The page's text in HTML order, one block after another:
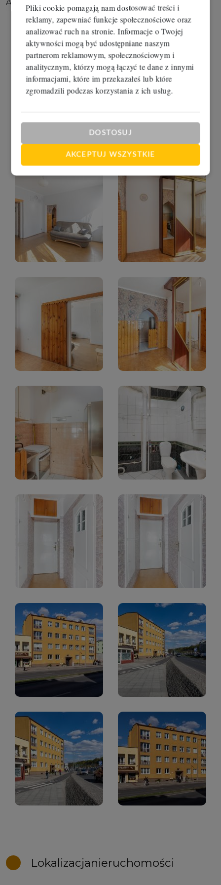
Pliki cookie pomagają nam dostosować treści i
reklamy, zapewniać funkcje społecznościowe oraz
analizować ruch na stronie. Informacje o Twojej
aktywności mogą być udostępniane naszym
partnerom reklamowym, społecznościowym i
analitycznym, którzy mogą łączyć te dane z innymi
informacjami, które im przekazałeś lub które
zgromadzili podczas korzystania z ich usług.
DOSTOSUJ
AKCEPTUJ WSZYSTKIE
Aldona Liczbińska
Lokalizacjanieruchomości